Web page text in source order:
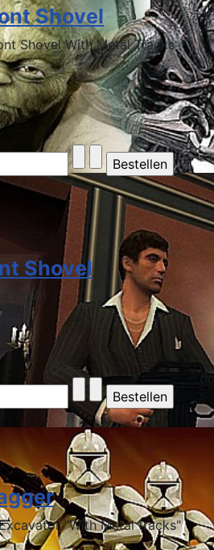
Shovel
Shovel With Metal Tracks
Shovel
(1:50)
"With Metal tracks"